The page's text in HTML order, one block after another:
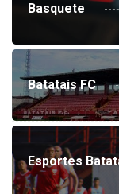
Basquete
Batatais FC
Esportes